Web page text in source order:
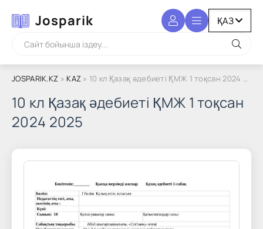
Josparik
JOSPARIK.KZ » KAZ » 10 кл Қазақ әдебиеті ҚМЖ 1 тоқсан 2024 2025
10 кл Қазақ әдебиеті ҚМЖ 1 тоқсан
2024 2025